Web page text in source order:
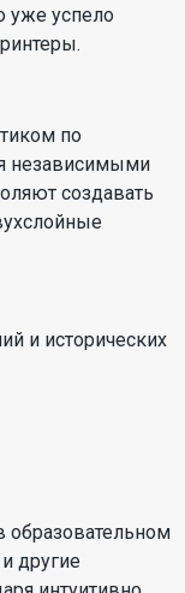
уже успело
по
независимыми
создавать
и исторических
образовательном
другие